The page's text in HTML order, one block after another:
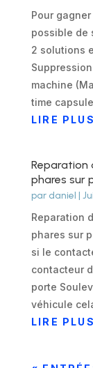
Pour
possible de
2 solutions
machine
time
LIRE PLUS
Reparation
phares sur
par daniel |
Reparation
phares sur
si le
contacteur
porte
véhicule
LIRE PLUS